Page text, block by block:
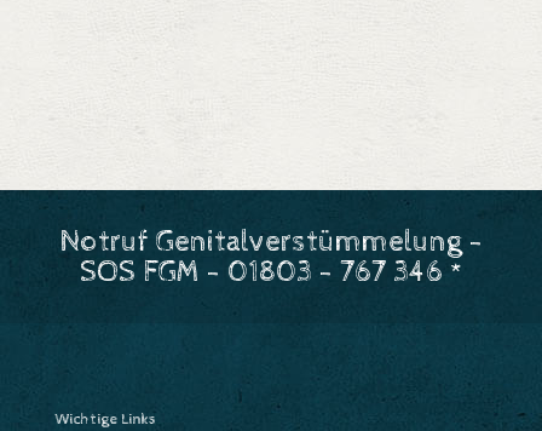
Notruf Genitalverstümmelung -
SOS FGM - 01803 - 767 346 *
Wichtige Links